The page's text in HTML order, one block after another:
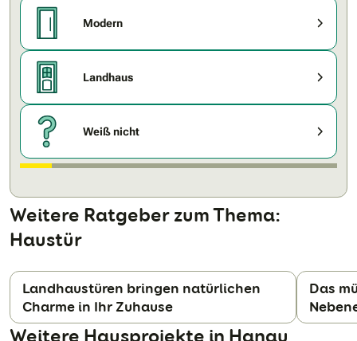
Modern
Landhaus
Weiß nicht
Weitere Ratgeber zum Thema:
Haustür
Landhaustüren bringen natürlichen
Charme in Ihr Zuhause
Das
Weitere Hausprojekte in Hanau